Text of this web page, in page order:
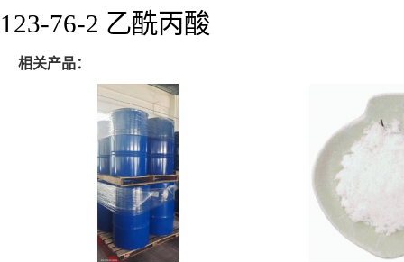
123-76-2 乙酰丙酸
相关产品：